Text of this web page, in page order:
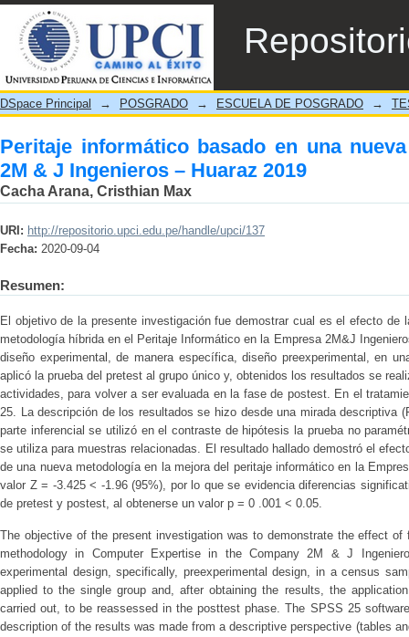
Peritaje informático basado en una
2019
DSpace Principal → POSGRADO → ESCUELA DE POSGRADO →
Peritaje informático basado en una
2M & J Ingenieros – Huaraz 2019
Cacha Arana, Cristhian Max
URI: http://repositorio.upci.edu.pe/handle/upci/137
Fecha: 2020-09-04
Resumen:
El objetivo de la presente investigación fue demostrar cual es el efecto de
metodología híbrida en el Peritaje Informático en la Empresa 2M&J
diseño experimental, de manera específica, diseño preexperimental, en
aplicó la prueba del pretest al grupo único y, obtenidos los resultados se
actividades, para volver a ser evaluada en la fase de postest. En el
25. La descripción de los resultados se hizo desde una mirada descriptiva
parte inferencial se utilizó en el contraste de hipótesis la prueba no
se utiliza para muestras relacionadas. El resultado hallado demostró el
de una nueva metodología en la mejora del peritaje informático en la
valor Z = -3.425 < -1.96 (95%), por lo que se evidencia diferencias
de pretest y postest, al obtenerse un valor p = 0 .001 < 0.05.
The objective of the present investigation was to demonstrate the effect
methodology in Computer Expertise in the Company 2M & J
experimental design, specifically, preexperimental design, in a census
applied to the single group and, after obtaining the results, the
carried out, to be reassessed in the posttest phase. The SPSS 25
description of the results was made from a descriptive perspective (tables